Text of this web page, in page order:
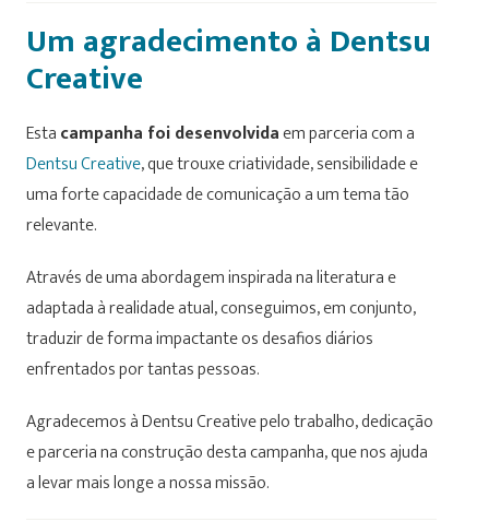
Um agradecimento à Dentsu
Creative
Estacampanha foi desenvolvidaem parceria com a
Dentsu Creative, que trouxe criatividade, sensibilidade e
uma forte capacidade de comunicação a um tema tão
relevante.
Através de uma abordagem inspirada na literatura e
adaptada à realidade atual, conseguimos, em conjunto,
traduzir de forma impactante os desafios diários
enfrentados por tantas pessoas.
Agradecemos àDentsu Creativepelo trabalho, dedicação
e parceria na construção desta campanha, que nos ajuda
a levar mais longe a nossa missão.